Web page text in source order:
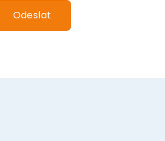
Odeslat